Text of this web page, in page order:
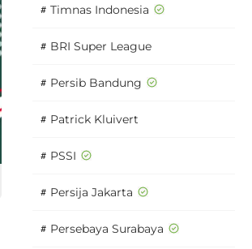
# Timnas Indonesia
# BRI Super League
# Persib Bandung
# Patrick Kluivert
# PSSI
# Persija Jakarta
# Persebaya Surabaya